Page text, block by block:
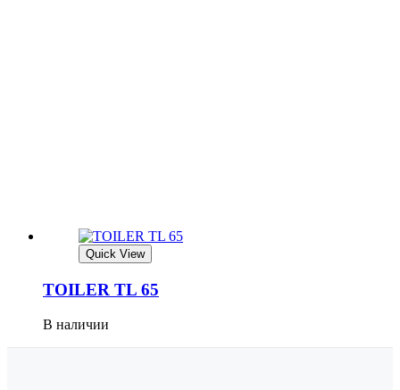
Quick View
TOILER TL 65
В наличии